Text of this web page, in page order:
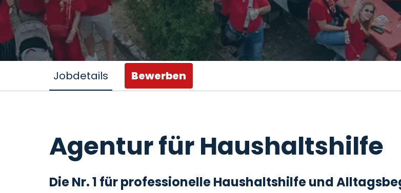
Jobdetails Bewerben
Agentur für Haushaltshilfe
Die Nr. 1 für professionelle Haushaltshilfe und